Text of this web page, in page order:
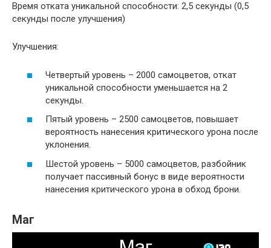
Время отката уникальной способности: 2,5 секунды (0,5
секунды после улучшения)
Улучшения:
Четвертый уровень – 2000 самоцветов, откат
уникальной способности уменьшается на 2
секунды.
Пятый уровень – 2500 самоцветов, повышает
вероятность нанесения критического урона после
уклонения.
Шестой уровень – 5000 самоцветов, разбойник
получает пассивный бонус в виде вероятности
нанесения критического урона в обход брони.
Маг